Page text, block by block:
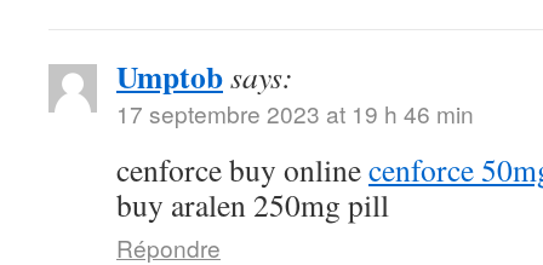
Umptobsays:
17 septembre 2023 at 19 h 46 min
cenforce buy onlinecenforce
buy aralen 250mg pill
Répondre